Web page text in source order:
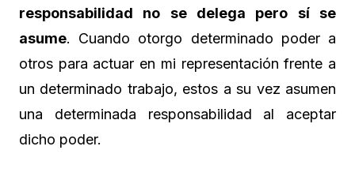
responsabilidad no se delega pero sí se
asume. Cuando otorgo determinado poder a
otros para actuar en mi representación frente a
un determinado trabajo, estos a su vez asumen
una determinada responsabilidad al aceptar
dicho poder.